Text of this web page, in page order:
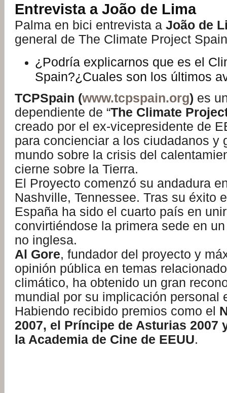
Entrevista a João de Lima
Palma en bici entrevista a João de
general de The Climate Project
¿Podría explicarnos que es el
Spain?¿Cuales son los últimos
TCPSpain (www.tcpspain.org) es
dependiente de “The Climate
creado por el ex-vicepresidente de
para concienciar a los ciudadanos y
mundo sobre la crisis del
cierne sobre la Tierra.
El Proyecto comenzó su andadura
Nashville, Tennessee. Tras su éxito
España ha sido el cuarto país en
convirtiéndose la primera sede en
no inglesa.
Al Gore, fundador del proyecto y
opinión pública en temas
climático, ha obtenido un gran
mundial por su implicación personal
Habiendo recibido premios como el
2007, el Príncipe de Asturias 2007
la Academia de Cine de EEUU.